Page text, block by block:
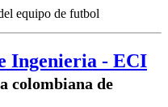
Ingenieria - ECI
colombiana de